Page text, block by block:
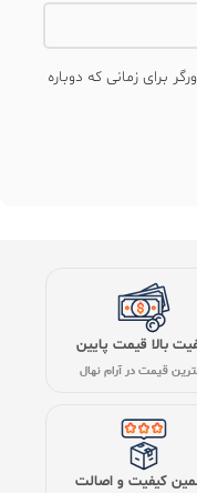
برای زمانی که دوباره
بالا قیمت پایین
قیمت در آرام نهال
کیفیت و اصالت